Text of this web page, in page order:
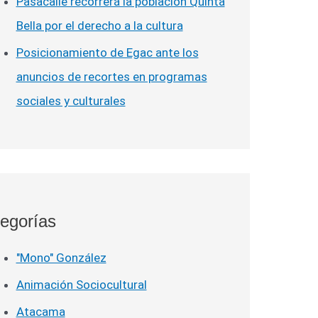
Bella por el derecho a la cultura
Posicionamiento de Egac ante los
anuncios de recortes en programas
sociales y culturales
"Mono" González
Animación Sociocultural
Atacama